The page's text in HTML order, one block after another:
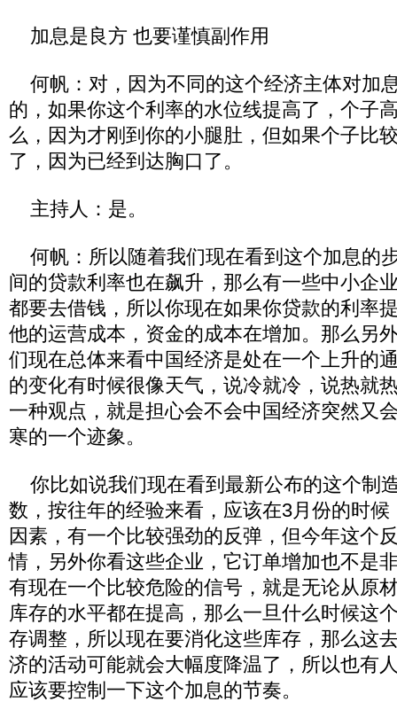
加息是良方 也要谨慎副作用
何帆：对，因为不同的这个经济主体对加
的，如果你这个利率的水位线提高了，个子
么，因为才刚到你的小腿肚，但如果个子比
了，因为已经到达胸口了。
主持人：是。
何帆：所以随着我们现在看到这个加息的
间的贷款利率也在飙升，那么有一些中小企
都要去借钱，所以你现在如果你贷款的利率
他的运营成本，资金的成本在增加。那么另
们现在总体来看中国经济是处在一个上升的
的变化有时候很像天气，说冷就冷，说热就
一种观点，就是担心会不会中国经济突然又
寒的一个迹象。
你比如说我们现在看到最新公布的这个制
数，按往年的经验来看，应该在3月份的时
因素，有一个比较强劲的反弹，但今年这个
情，另外你看这些企业，它订单增加也不是
有现在一个比较危险的信号，就是无论从原
库存的水平都在提高，那么一旦什么时候这
存调整，所以现在要消化这些库存，那么这
济的活动可能就会大幅度降温了，所以也有
应该要控制一下这个加息的节奏。